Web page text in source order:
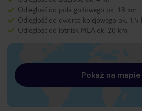
Odległość do pola golfowego ok. 18 km
Odległość do dworca kolejowego ok. 1,5
Odległość od lotnisk MLA ok. 20 km .
Pokaż na mapie